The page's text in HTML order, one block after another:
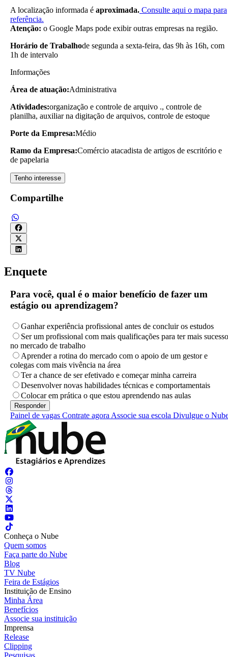
A localização informada é aproximada. Consulte aqui o mapa para
referência.
Atenção: o Google Maps pode exibir outras empresas na região.
Horário de Trabalhode segunda a sexta-feira, das 9h às 16h, com
1h de intervalo
Informações
Área de atuação:Administrativa
Atividades:organização e controle de arquivo ., controle de
planilha, auxiliar na digitação de arquivos, controle de estoque
Porte da Empresa:Médio
Ramo da Empresa:Comércio atacadista de artigos de escritório e
de papelaria
Tenho interesse
Compartilhe
Enquete
Para você, qual é o maior benefício de fazer um
estágio ou aprendizagem?
Ganhar experiência profissional antes de concluir os estudos
Ser um profissional com mais qualificações para ter mais sucesso
no mercado de trabalho
Aprender a rotina do mercado com o apoio de um gestor e
colegas com mais vivência na área
Ter a chance de ser efetivado e começar minha carreira
Desenvolver novas habilidades técnicas e comportamentais
Colocar em prática o que estou aprendendo nas aulas
Painel de vagas Contrate agora Associe sua escola Divulgue o
Conheça o Nube
Quem somos
Faça parte do Nube
Blog
TV Nube
Feira de Estágios
Instituição de Ensino
Minha Área
Benefícios
Associe sua instituição
Imprensa
Release
Clipping
Pesquisas